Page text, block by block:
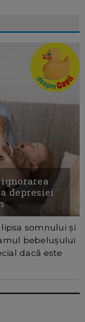
depresiei
somnului și
bebelușului
dacă este